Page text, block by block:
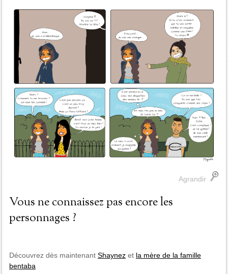
Agrandir
Vous ne connaissez pas encore les
personnages ?
Découvrez dès maintenant Shaynezet la mère de la famille
bentaba